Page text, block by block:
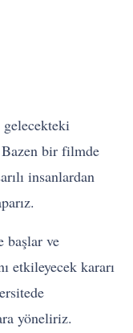
bir filmde
insanlardan
başlar ve
etkileyecek kararı
yöneliriz.